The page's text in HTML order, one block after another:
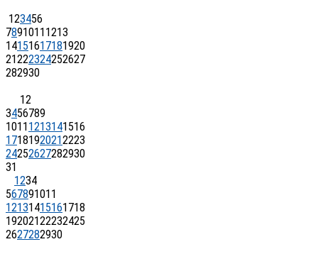
123456
7891011 1213
14151617181920
21222324252627
282930
12
3456789
1011 1213141516
17181920212223
24252627282930
31
1234
567891011
12131415161718
19202122232425
2627282930